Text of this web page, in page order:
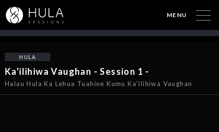
MENU
HULA
Ka'ilihiwa Vaughan - Session 1 -
Halau Hula Ka Lehua Tuahine Kumu Ka'ilihiwa Vaughan